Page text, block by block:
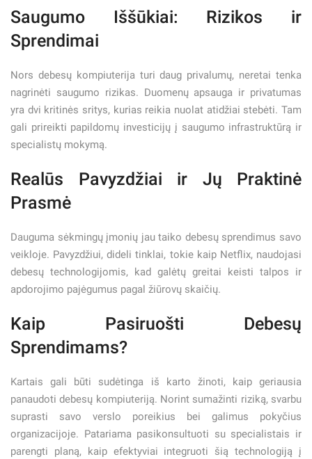
Saugumo Iššūkiai: Rizikos ir
Sprendimai
Nors debesų kompiuterija turi daug privalumų, neretai tenka
nagrinėti saugumo rizikas. Duomenų apsauga ir privatumas
yra dvi kritinės sritys, kurias reikia nuolat atidžiai stebėti. Tam
gali prireikti papildomų investicijų į saugumo infrastruktūrą ir
specialistų mokymą.
Realūs Pavyzdžiai ir Jų Praktinė
Prasmė
Dauguma sėkmingų įmonių jau taiko debesų sprendimus savo
veikloje. Pavyzdžiui, dideli tinklai, tokie kaip Netflix, naudojasi
debesų technologijomis, kad galėtų greitai keisti talpos ir
apdorojimo pajėgumus pagal žiūrovų skaičių.
Kaip Pasiruošti Debesų
Sprendimams?
Kartais gali būti sudėtinga iš karto žinoti, kaip geriausia
panaudoti debesų kompiuteriją. Norint sumažinti riziką, svarbu
suprasti savo verslo poreikius bei galimus pokyčius
organizacijoje. Patariama pasikonsultuoti su specialistais ir
parengti planą, kaip efektyviai integruoti šią technologiją į